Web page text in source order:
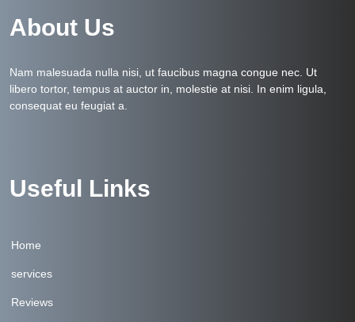
About Us
Nam malesuada nulla nisi, ut faucibus magna congue nec. Ut
libero tortor, tempus at auctor in, molestie at nisi. In enim ligula,
consequat eu feugiat a.
Useful Links
Home
services
Reviews